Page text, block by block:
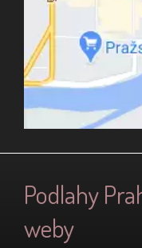
Podlahy
weby